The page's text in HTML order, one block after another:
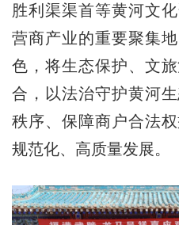
胜利渠渠首等黄河文
营商产业的重要聚集
色，将生态保护、文
合，以法治守护黄河
秩序、保障商户合法
规范化、高质量发展。